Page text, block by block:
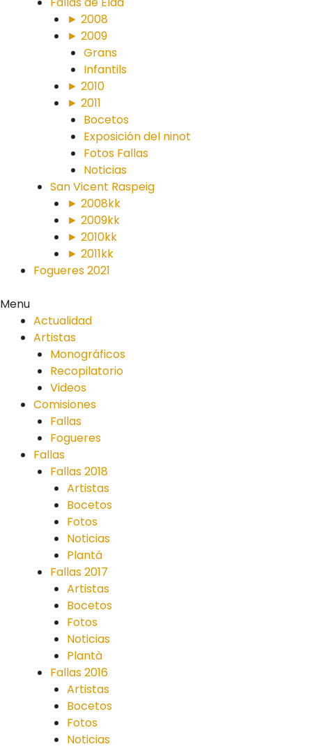
► 2008
► 2009
Grans
Infantils
► 2010
► 2011
Bocetos
Exposición del ninot
Fotos Fallas
Noticias
San Vicent Raspeig
► 2008kk
► 2009kk
► 2010kk
► 2011kk
Fogueres 2021
Menu
Actualidad
Artistas
Monográficos
Recopilatorio
Videos
Comisiones
Fallas
Fogueres
Fallas
Fallas 2018
Artistas
Bocetos
Fotos
Noticias
Plantá
Fallas 2017
Artistas
Bocetos
Fotos
Noticias
Plantà
Fallas 2016
Artistas
Bocetos
Fotos
Noticias